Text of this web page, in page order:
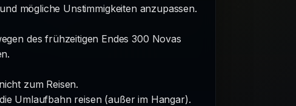
mögliche Unstimmigkeiten anzupassen.
des frühzeitigen Endes 300 Novas
zum Reisen.
Umlaufbahn reisen (außer im Hangar).